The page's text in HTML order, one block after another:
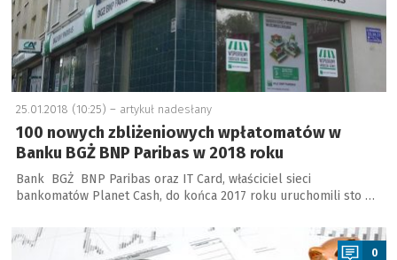
25.01.2018 (10:25) – artykuł nadesłany
100 nowych zbliżeniowych wpłatomatów w
Banku BGŻ BNP Paribas w 2018 roku
Bank BGŻ BNP Paribas oraz IT Card, właściciel sieci
bankomatów Planet Cash, do końca 2017 roku uruchomili sto …
0